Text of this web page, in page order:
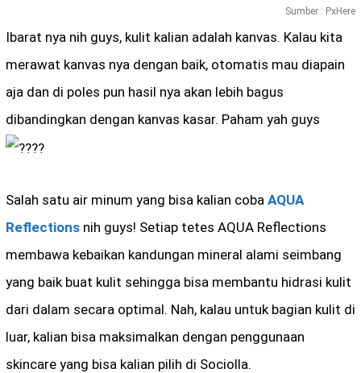
Sumber : PxHere
Ibarat nya nih guys, kulit kalian adalah kanvas. Kalau kita
merawat kanvas nya dengan baik, otomatis mau diapain
aja dan di poles pun hasil nya akan lebih bagus
dibandingkan dengan kanvas kasar. Paham yah guys
Salah satu air minum yang bisa kalian coba AQUA
Reflections nih guys! Setiap tetes AQUA Reflections
membawa kebaikan kandungan mineral alami seimbang
yang baik buat kulit sehingga bisa membantu hidrasi kulit
dari dalam secara optimal. Nah, kalau untuk bagian kulit di
luar, kalian bisa maksimalkan dengan penggunaan
skincare yang bisa kalian pilih di Sociolla.